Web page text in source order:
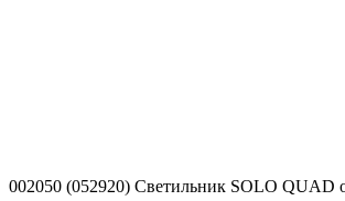
002050 (052920) Светильник SOLO